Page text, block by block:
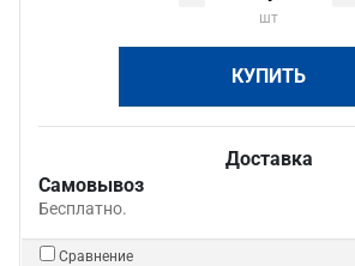
шт
КУПИТЬ
Доставка
Самовывоз
Бесплатно.
Сравнение